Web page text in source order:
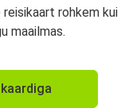
rohkem
maailmas.